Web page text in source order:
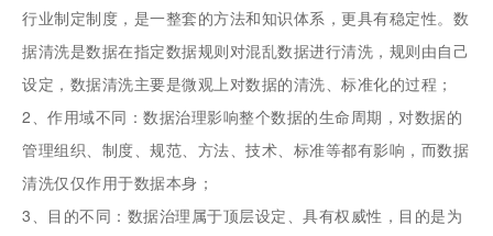
行业制定制度，是一整套的方法和知识体系，更具有稳定性。数
据清洗是数据在指定数据规则对混乱数据进行清洗，规则由自己
设定，数据清洗主要是微观上对数据的清洗、标准化的过程；
2、作用域不同：数据治理影响整个数据的生命周期，对数据的
管理组织、制度、规范、方法、技术、标准等都有影响，而数据
清洗仅仅作用于数据本身；
3、目的不同：数据治理属于顶层设定、具有权威性，目的是为